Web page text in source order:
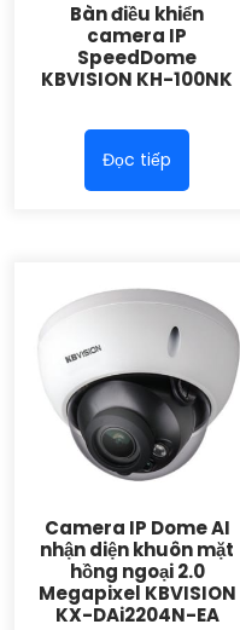
Bàn điều khiển
camera IP
SpeedDome
KBVISION KH-100NK
Đọc tiếp
Camera IP Dome AI
nhận diện khuôn mặt
hồng ngoại 2.0
Megapixel KBVISION
KX-DAi2204N-EA